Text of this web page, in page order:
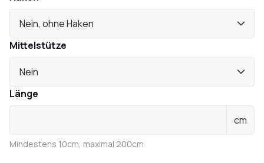
Nein, ohne Haken
Mittelstütze
Nein
Länge
cm
Mindestens 10cm, maximal 200cm